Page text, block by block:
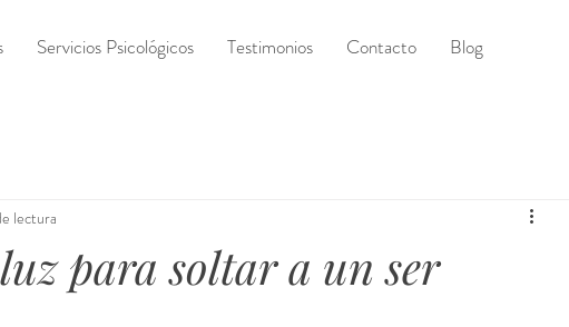
Servicios Psicológicos Testimonios Contacto Blog
para soltar a un ser
lectura